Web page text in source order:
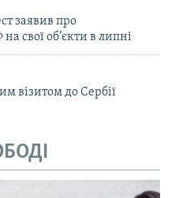
заявив про
свої об’єкти в липні
візитом до Сербії